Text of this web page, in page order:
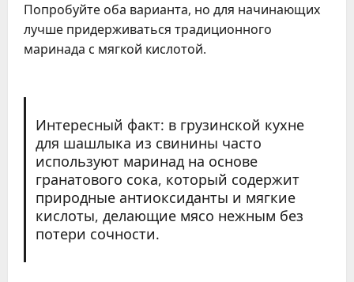
Попробуйте оба варианта, но для начинающих
лучше придерживаться традиционного
маринада с мягкой кислотой.
Интересный факт: в грузинской кухне
для шашлыка из свинины часто
используют маринад на основе
гранатового сока, который содержит
природные антиоксиданты и мягкие
кислоты, делающие мясо нежным без
потери сочности.